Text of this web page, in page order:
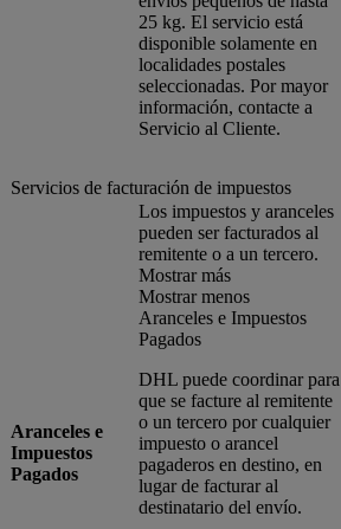
25 kg. El servicio está
disponible solamente en
localidades postales
seleccionadas. Por mayor
información, contacte a
Servicio al Cliente.
Servicios de facturación de impuestos
Aranceles e
Impuestos
Pagados
Los impuestos y aranceles
pueden ser facturados al
remitente o a un tercero.
Mostrar más
Mostrar menos
Aranceles e Impuestos
Pagados
DHL puede coordinar para
que se facture al remitente
o un tercero por cualquier
impuesto o arancel
pagaderos en destino, en
lugar de facturar al
destinatario del envío.